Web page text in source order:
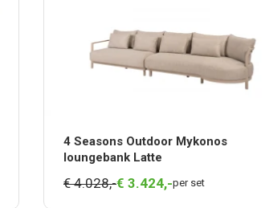
4 Seasons Outdoor Mykonos
loungebank Latte
€ 4.028,-€ 3.424,-per set